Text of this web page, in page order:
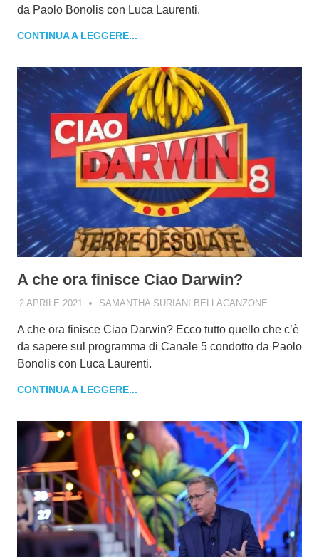
da Paolo Bonolis con Luca Laurenti.
CONTINUA A LEGGERE...
A che ora finisce Ciao Darwin?
2 APRILE 2021 SAMANTHA SURIANI BELLACANZONE
A che ora finisce Ciao Darwin? Ecco tutto quello che c’è
da sapere sul programma di Canale 5 condotto da Paolo
Bonolis con Luca Laurenti.
CONTINUA A LEGGERE...